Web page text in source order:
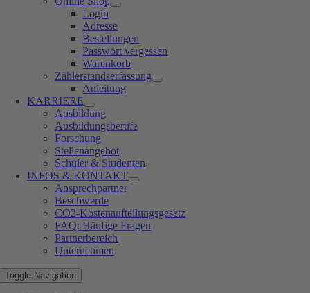
Login
Adresse
Bestellungen
Passwort vergessen
Warenkorb
Zählerstandserfassung
Anleitung
KARRIERE
Ausbildung
Ausbildungsberufe
Forschung
Stellenangebot
Schüler & Studenten
INFOS & KONTAKT
Ansprechpartner
Beschwerde
CO2-Kostenaufteilungsgesetz
FAQ: Häufige Fragen
Partnerbereich
Unternehmen
Toggle Navigation